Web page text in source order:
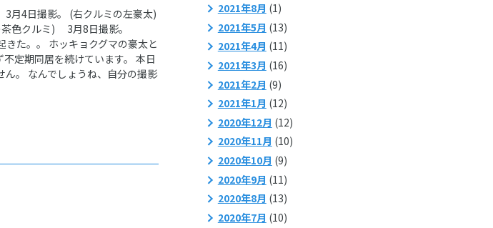
月4日撮影。 (右クルミの左豪太)
茶色クルミ) 3月8日撮影。
きた。。 ホッキョクグマの豪太と
定期同居を続けています。 本日
ん。 なんでしょうね、自分の撮影
2021年8月 (1)
2021年5月 (13)
2021年4月 (11)
2021年3月 (16)
2021年2月 (9)
2021年1月 (12)
2020年12月 (12)
2020年11月 (10)
2020年10月 (9)
2020年9月 (11)
2020年8月 (13)
2020年7月 (10)